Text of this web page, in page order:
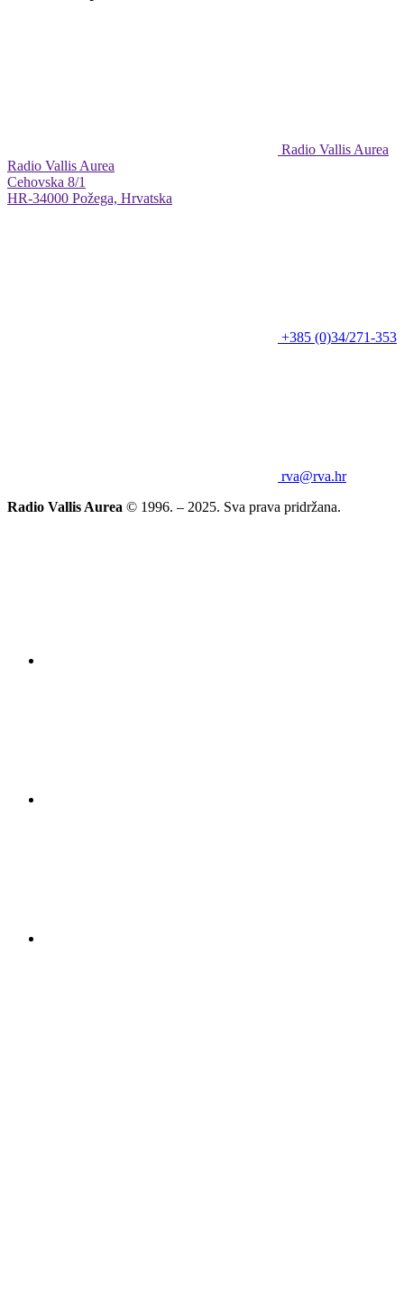
Radio Vallis Aurea
Radio Vallis Aurea
Cehovska 8/1
HR-34000 Požega, Hrvatska
+385 (0)34/271-353
rva@rva.hr
Radio Vallis Aurea © 1996. – 2025. Sva prava pridržana.